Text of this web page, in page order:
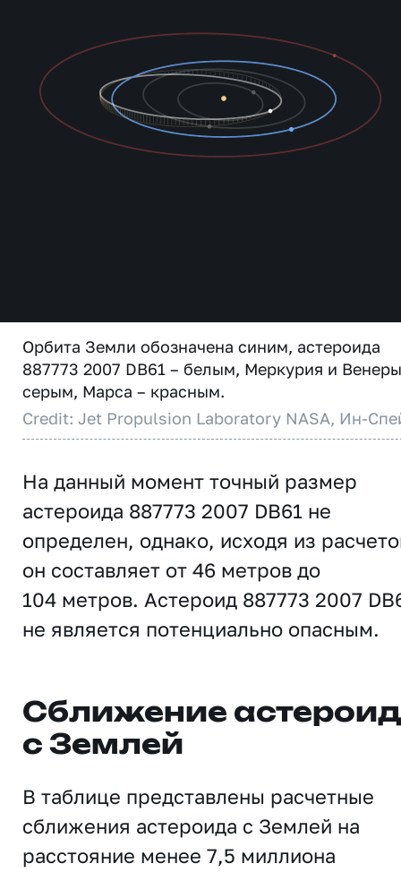
Орбита Земли обозначена синим, астероида
887773 2007 DB61 – белым, Меркурия и
серым, Марса – красным.
Credit: Jet Propulsion Laboratory NASA, Ин-
На данный момент точный размер
астероида 887773 2007 DB61 не
определен, однако, исходя из
он составляет от 46 метров до
104 метров. Астероид 887773 2007
не является потенциально опасным.
Сближение
с Землей
В таблице представлены расчетные
сближения астероида с Землей на
расстояние менее 7,5 миллиона